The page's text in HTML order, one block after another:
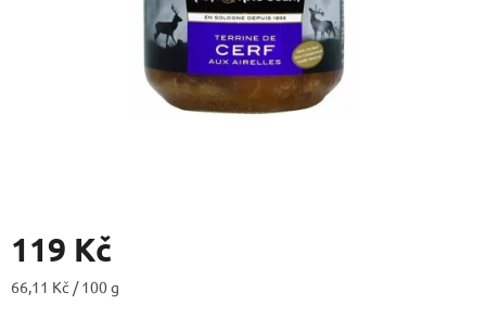
119 Kč
Měrná
66,11 Kč / 100 g